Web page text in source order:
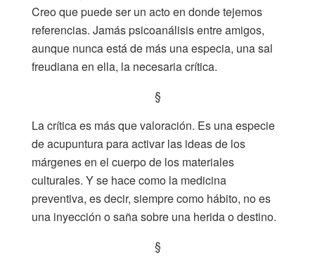
Creo que puede ser un acto en donde tejemos
referencias. Jamás psicoanálisis entre amigos,
aunque nunca está de más una especia, una sal
freudiana en ella, la necesaria crítica.
§
La crítica es más que valoración. Es una especie
de acupuntura para activar las ideas de los
márgenes en el cuerpo de los materiales
culturales. Y se hace como la medicina
preventiva, es decir, siempre como hábito, no es
una inyección o saña sobre una herida o destino.
§